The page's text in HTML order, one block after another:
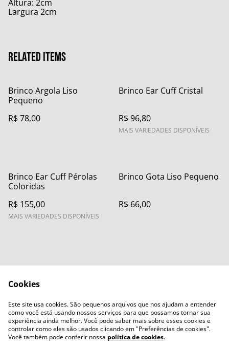
Altura: 2cm
Largura 2cm
Related items
Brinco Argola Liso
Pequeno
R$ 78,00
Brinco Ear Cuff Cristal
R$ 96,80
MAIS VARIEDADES DISPONÍVEIS
Brinco Ear Cuff Pérolas
Coloridas
R$ 155,00
MAIS VARIEDADES DISPONÍVEIS
Brinco Gota Liso Pequeno
R$ 66,00
Contact Us
Legal Terms
Privacy Policy
Cookie Policy
Cookies
Este site usa cookies. São pequenos arquivos que nos ajudam a entender
como você está usando nossos serviços para que possamos tornar sua
experiência ainda melhor. Você pode saber mais sobre esses cookies e
controlar como eles são usados clicando em "Preferências de cookies".
Você também pode conferir nossa política de cookies.